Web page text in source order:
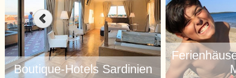
Boutique-Hotels Sardinien